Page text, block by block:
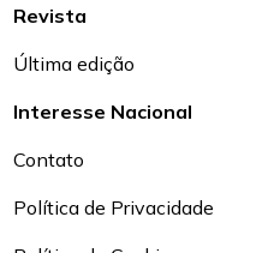
Revista
Última edição
Interesse Nacional
Contato
Política de Privacidade